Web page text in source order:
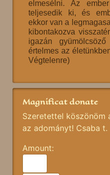
elmesélni. Az
teljesedik ki, és
ekkor van a
kibontakozva
igazán
értelmes az
Végtelenre)
Magnificat donate
Szeretettel köszönöm
az adományt! Csaba t.
Amount: